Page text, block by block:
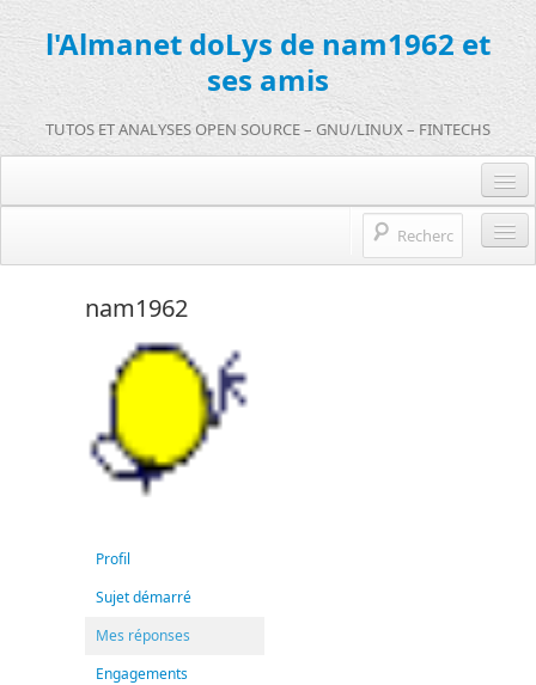
l'Almanet doLys de nam1962 et
ses amis
TUTOS ET ANALYSES OPEN SOURCE – GNU/LINUX – FINTECHS
Je m’inscris sur doLys !
Une question ? Hop !
mentions légales
Références de l’Almanet
nam1962
Profil
Sujet démarré
Mes réponses
Engagements